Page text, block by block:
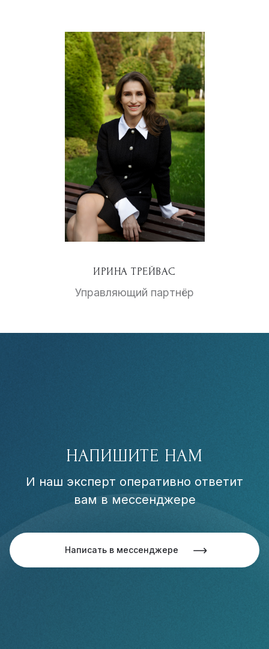
ИРИНА ТРЕЙВАС
Управляющий партнёр
НАПИШИТЕ НАМ
И наш эксперт оперативно ответит
вам в мессенджере
Написать в мессенджере